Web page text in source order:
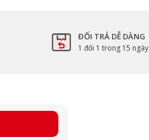
ĐỔI TRẢ DỄ DÀNG
1 đổi 1 trong 15 ngày